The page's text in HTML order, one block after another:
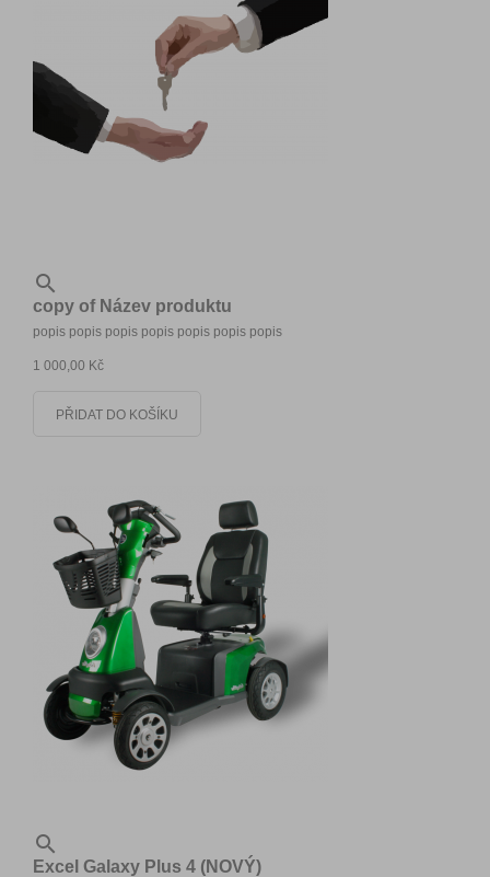

copy of Název produktu
popis popis popis popis popis popis popis
1 000,00 Kč
PŘIDAT DO KOŠÍKU

Excel Galaxy Plus 4 (NOVÝ)